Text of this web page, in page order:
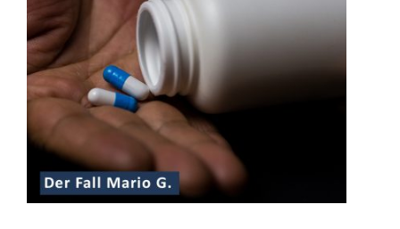
Partner
Datenschutz
Kontakt